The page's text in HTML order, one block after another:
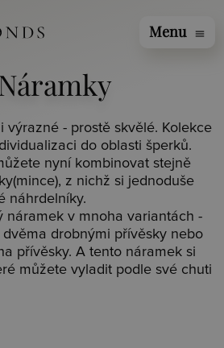
Menu menu
výrazné - prostě skvělé. Kolekce
do oblasti šperků.
nyní kombinovat stejně
z nichž si jednoduše
náhrdelníky.
náramek v mnoha variantách -
drobnými přívěsky nebo
přívěsky. A tento náramek si
můžete vyladit podle své chuti